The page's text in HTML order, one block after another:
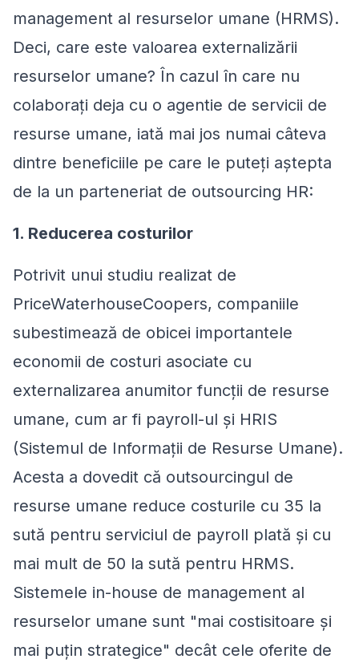
management al resurselor umane (HRMS).
Deci, care este valoarea externalizării
resurselor umane? În cazul în care nu
colaborați deja cu o agentie de servicii de
resurse umane, iată mai jos numai câteva
dintre beneficiile pe care le puteți aștepta
de la un parteneriat de outsourcing HR:
1. Reducerea costurilor
Potrivit unui studiu realizat de
PriceWaterhouseCoopers, companiile
subestimează de obicei importantele
economii de costuri asociate cu
externalizarea anumitor funcții de resurse
umane, cum ar fi payroll-ul și HRIS
(Sistemul de Informații de Resurse Umane).
Acesta a dovedit că outsourcingul de
resurse umane reduce costurile cu 35 la
sută pentru serviciul de payroll plată și cu
mai mult de 50 la sută pentru HRMS.
Sistemele in-house de management al
resurselor umane sunt "mai costisitoare și
mai puțin strategice" decât cele oferite de